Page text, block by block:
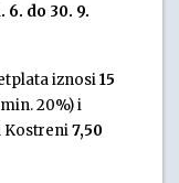
6. do 30. 9.
iznosi15
20%) i
Kostreni7,50